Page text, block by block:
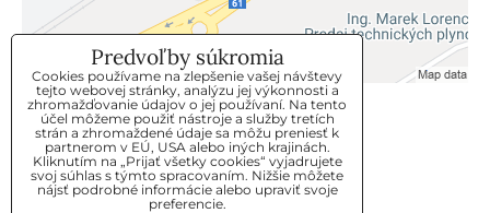
KLIENTSKÝ SERVIS
GDPR
KONTAKT
Predvoľby súkromia
Cookies používame na zlepšenie vašej návštevy
tejto webovej stránky, analýzu jej výkonnosti a
zhromažďovanie údajov o jej používaní. Na tento
účel môžeme použiť nástroje a služby tretích
strán a zhromaždené údaje sa môžu preniesť k
partnerom v EÚ, USA alebo iných krajinách.
Kliknutím na „Prijať všetky cookies“ vyjadrujete
svoj súhlas s týmto spracovaním. Nižšie môžete
nájsť podrobné informácie alebo upraviť svoje
preferencie.